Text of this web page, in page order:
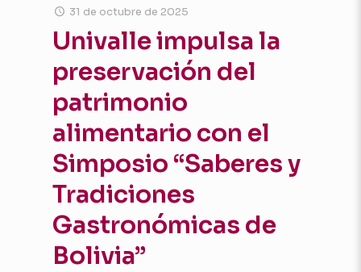
31 de octubre de 2025
Univalle impulsa la
preservación del
patrimonio
alimentario con el
Simposio “Saberes y
Tradiciones
Gastronómicas de
Bolivia”